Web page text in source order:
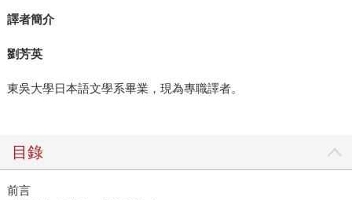
譯者簡介
劉芳英
東吳大學日本語文學系畢業，現為專職譯者。
目錄
前言